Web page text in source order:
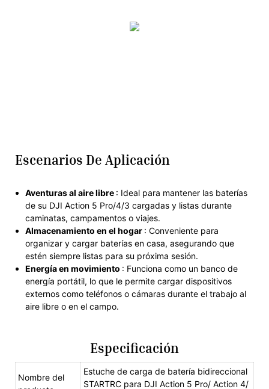
Escenarios De Aplicación
Aventuras al aire libre : Ideal para mantener las baterías
de su DJI Action 5 Pro/4/3 cargadas y listas durante
caminatas, campamentos o viajes.
Almacenamiento en el hogar : Conveniente para
organizar y cargar baterías en casa, asegurando que
estén siempre listas para su próxima sesión.
Energía en movimiento : Funciona como un banco de
energía portátil, lo que le permite cargar dispositivos
externos como teléfonos o cámaras durante el trabajo al
aire libre o en el campo.
Especificación
Nombre del
Estuche de carga de batería bidireccional
STARTRC para DJI Action 5 Pro/ Action 4/